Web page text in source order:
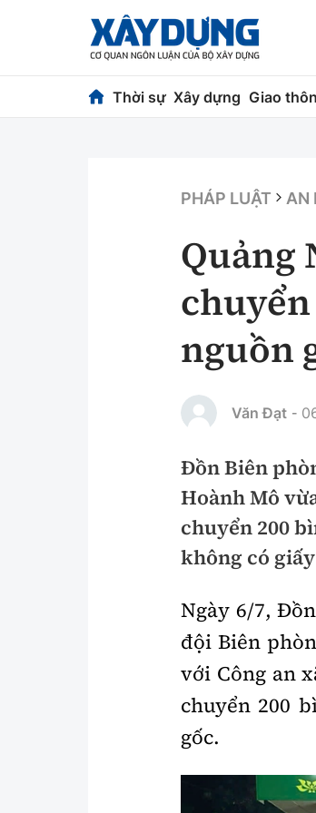
Thời sự Xây dựng Giao
Chuyện dọc đường Vật
An ninh hình sự
PHÁP LUẬT AN
Quảng
nguồn
Văn Đạt -
Đồn Biên
Hoành Mô
chuyển 200
không có
Ngày 6/7,
đội Biên
với Công an
chuyển 200
gốc.